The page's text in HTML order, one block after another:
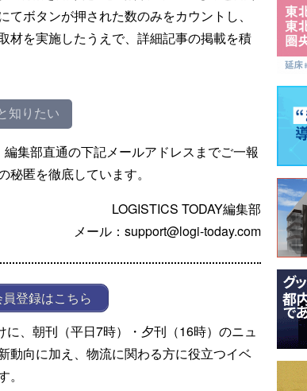
ボタンが押された数のみをカウントし、
材を実施したうえで、詳細記事の掲載を積
知りたい
集部直通の下記メールアドレスまでご一報
匿を徹底しています。
LOGISTICS TODAY編集部
メール：support@logi-today.com
登録はこちら
に、朝刊（平日7時）・夕刊（16時）のニュ
動向に加え、物流に関わる方に役立つイベ